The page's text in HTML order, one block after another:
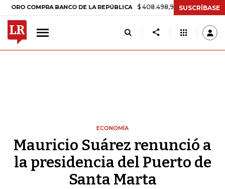
COMPRA BANCO DE LA REPÚBLICA $ 408.498,97 +$ 8.753,81 +2,19%
SUSCRÍBASE
ECONOMÍA
Mauricio Suárez renunció a
la presidencia del Puerto de
Santa Marta